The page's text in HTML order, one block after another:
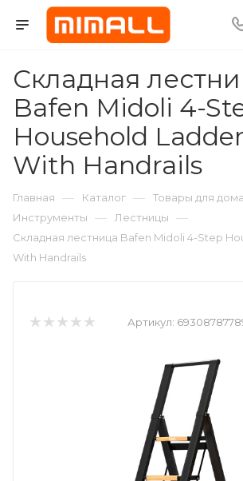
Складная
Bafen Midoli 4-
Household Ladder
With Handrails
Главная — Каталог — Товары для дома
Инструменты — Лестницы —
Складная лестница Bafen Midoli 4-Step
With Handrails
Артикул: